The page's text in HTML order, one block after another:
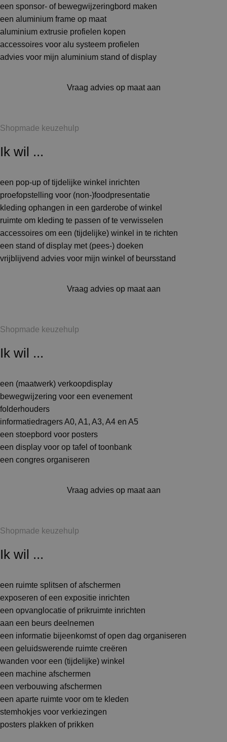
een sponsor- of bewegwijzeringbord maken
een aluminium frame op maat
aluminium extrusie profielen kopen
accessoires voor alu systeem profielen
advies voor mijn aluminium stand of display
Vraag advies op maat aan
Shopmade keuzehulp
Ik wil ...
een pop-up of tijdelijke winkel inrichten
proefopstelling voor (non-)foodpresentatie
kleding ophangen in een garderobe of winkel
ruimte om kleding te passen of te verwisselen
accessoires om een (tijdelijke) winkel in te richten
een stand of display met (pees-) doeken
vrijblijvend advies voor mijn winkel of beursstand
Vraag advies op maat aan
Shopmade keuzehulp
Ik wil ...
een (maatwerk) verkoopdisplay
bewegwijzering voor een evenement
folderhouders
informatiedragers A0, A1, A3, A4 en A5
een stoepbord voor posters
een display voor op tafel of toonbank
een congres organiseren
Vraag advies op maat aan
Shopmade keuzehulp
Ik wil ...
een ruimte splitsen of afschermen
exposeren of een expositie inrichten
een opvanglocatie of prikruimte inrichten
aan een beurs deelnemen
een informatie bijeenkomst of open dag organiseren
een geluidswerende ruimte creëren
wanden voor een (tijdelijke) winkel
een machine afschermen
een verbouwing afschermen
een aparte ruimte voor om te kleden
stemhokjes voor verkiezingen
posters plakken of prikken